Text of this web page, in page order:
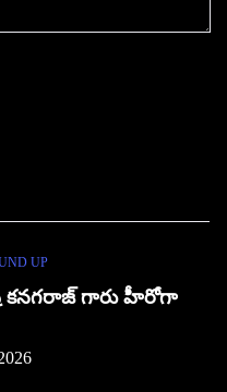
UP
గారు హీరోగా